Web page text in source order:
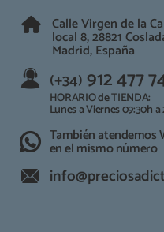
Calle Virgen de la
local 8, 28821
Madrid, España
(+34) 912 477
HORARIO de TIENDA:
Lunes a Viernes 09:30h
También atendemos
en el mismo número